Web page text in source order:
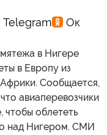
в Нигере
в Европу из
Сообщается,
авиаперевозчики
чтобы облететь
над Нигером. СМИ